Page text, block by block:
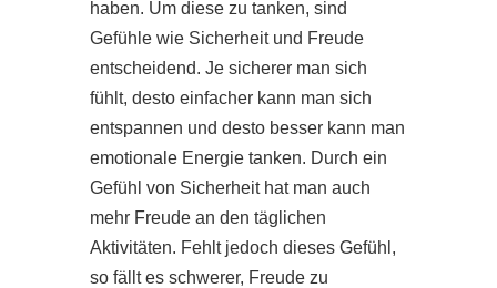
haben. Um diese zu tanken, sind
Gefühle wie Sicherheit und Freude
entscheidend. Je sicherer man sich
fühlt, desto einfacher kann man sich
entspannen und desto besser kann man
emotionale Energie tanken. Durch ein
Gefühl von Sicherheit hat man auch
mehr Freude an den täglichen
Aktivitäten. Fehlt jedoch dieses Gefühl,
so fällt es schwerer, Freude zu